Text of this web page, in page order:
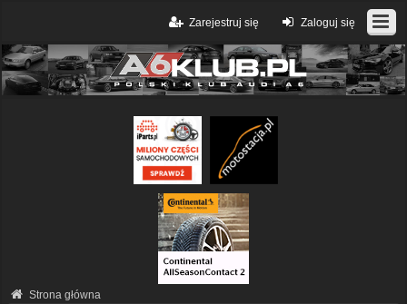
Zaloguj się
Zarejestruj się
Strona główna